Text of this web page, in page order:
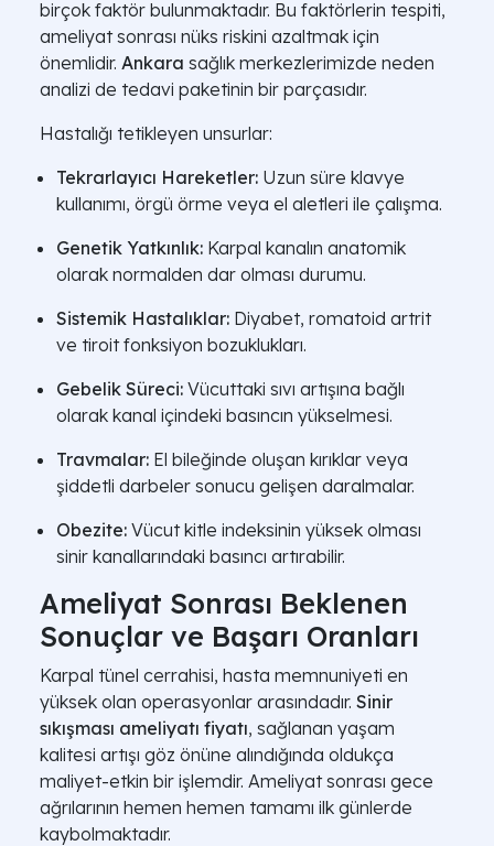
birçok faktör bulunmaktadır. Bu faktörlerin tespiti,
ameliyat sonrası nüks riskini azaltmak için
önemlidir. Ankara sağlık merkezlerimizde neden
analizi de tedavi paketinin bir parçasıdır.
Hastalığı tetikleyen unsurlar:
Tekrarlayıcı Hareketler: Uzun süre klavye
kullanımı, örgü örme veya el aletleri ile çalışma.
Genetik Yatkınlık: Karpal kanalın anatomik
olarak normalden dar olması durumu.
Sistemik Hastalıklar: Diyabet, romatoid artrit
ve tiroit fonksiyon bozuklukları.
Gebelik Süreci: Vücuttaki sıvı artışına bağlı
olarak kanal içindeki basıncın yükselmesi.
Travmalar: El bileğinde oluşan kırıklar veya
şiddetli darbeler sonucu gelişen daralmalar.
Obezite: Vücut kitle indeksinin yüksek olması
sinir kanallarındaki basıncı artırabilir.
Ameliyat Sonrası Beklenen
Sonuçlar ve Başarı Oranları
Karpal tünel cerrahisi, hasta memnuniyeti en
yüksek olan operasyonlar arasındadır. Sinir
sıkışması ameliyatı fiyatı, sağlanan yaşam
kalitesi artışı göz önüne alındığında oldukça
maliyet-etkin bir işlemdir. Ameliyat sonrası gece
ağrılarının hemen hemen tamamı ilk günlerde
kaybolmaktadır.